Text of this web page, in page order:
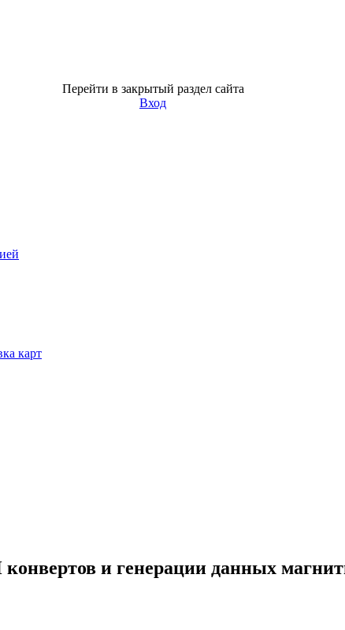
Перейти в закрытый раздел сайта
Вход
карт
и генерации данных